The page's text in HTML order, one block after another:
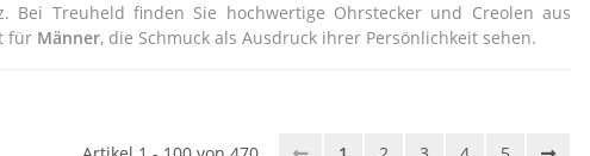
Treuheld finden Sie hochwertige Ohrstecker und Creolen aus
für Männer, die Schmuck als Ausdruck ihrer Persönlichkeit sehen.